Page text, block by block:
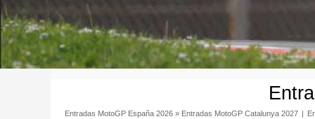
Entradas MotoGP España 2026 » Entradas MotoGP Catalunya 2027 |